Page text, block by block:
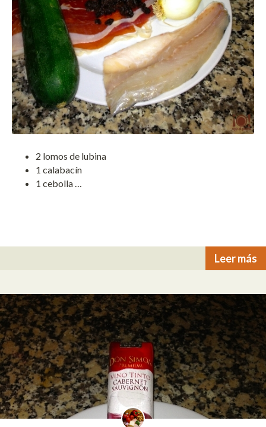
2 lomos de lubina
1 calabacín
1 cebolla …
Leer más